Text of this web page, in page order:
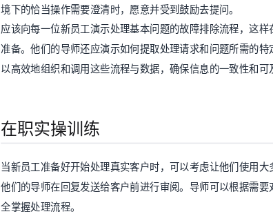
境下的恰当操作需要澄清时，愿意并受到鼓励去提问。
应该向每一位新员工演示处理基本问题的故障排除流程，这
准备。他们的导师还应演示如何提取处理请求和问题所需的特
以高效地组织和调用这些流程与数据，确保信息的一致性和可
在职实操训练
当新员工准备好开始处理真实客户时，可以考虑让他们使用
他们的导师在回复发送给客户前进行审阅。导师可以根据需
全掌握处理流程。